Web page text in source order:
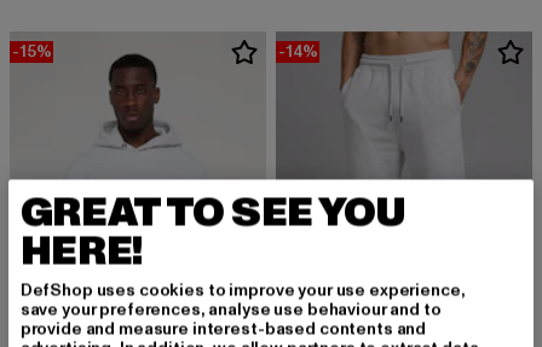
-15% -14%
GREAT TO SEE YOU
HERE!
DefShop uses cookies to improve your use experience,
save your preferences, analyse use behaviour and to
provide and measure interest-based contents and